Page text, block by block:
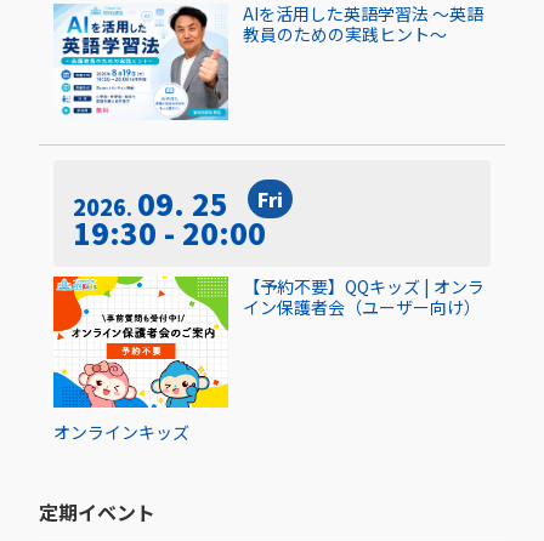
AIを活用した英語学習法 〜英語
教員のための実践ヒント〜
2026 09. 25 Fri
19:30 - 20:00
オンラインキッズ
【予約不要】QQキッズ | オンラ
イン保護者会（ユーザー向け）
定期イベント​